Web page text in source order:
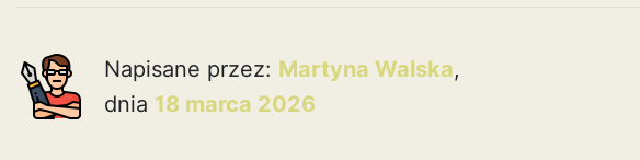
Napisane przez: Martyna Walska,
dnia 18 marca 2026